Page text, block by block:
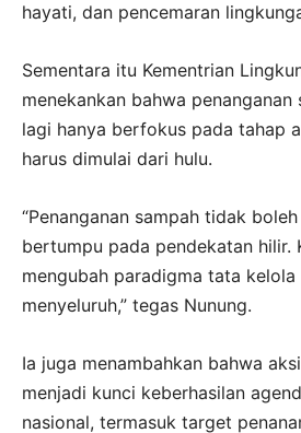
hayati, dan pencemaran
Sementara itu Kementrian
menekankan bahwa
lagi hanya berfokus pada tahap
harus dimulai dari hulu.
“Penanganan sampah tidak
bertumpu pada pendekatan hilir.
mengubah paradigma tata kelola
menyeluruh,” tegas Nunung.
Ia juga menambahkan bahwa
menjadi kunci keberhasilan
nasional, termasuk target